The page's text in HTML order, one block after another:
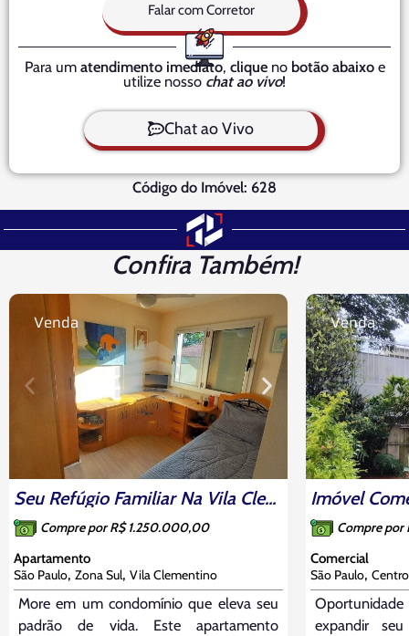
Falar com Corretor
Para um atendimento imediato, clique no botão abaixo e
utilize nosso chat ao vivo!
Chat ao Vivo
Código do Imóvel: 628
Confira Também!
Seu Refúgio Familiar Na Vila Clementino: 3 Dorms (1 Suíte), Face Norte E Lazer Completo
Compre por R$ 1.250.000,00
Apartamento
Venda
São Paulo, Zona Sul, Vila Clementino
More em um condomínio que eleva seu
padrão de vida. Este apartamento
Compre
Comercial
Venda
São Paulo, Centro
Oportunidade
expandir